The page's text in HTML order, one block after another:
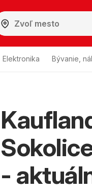
Elektronika Bývanie,
-